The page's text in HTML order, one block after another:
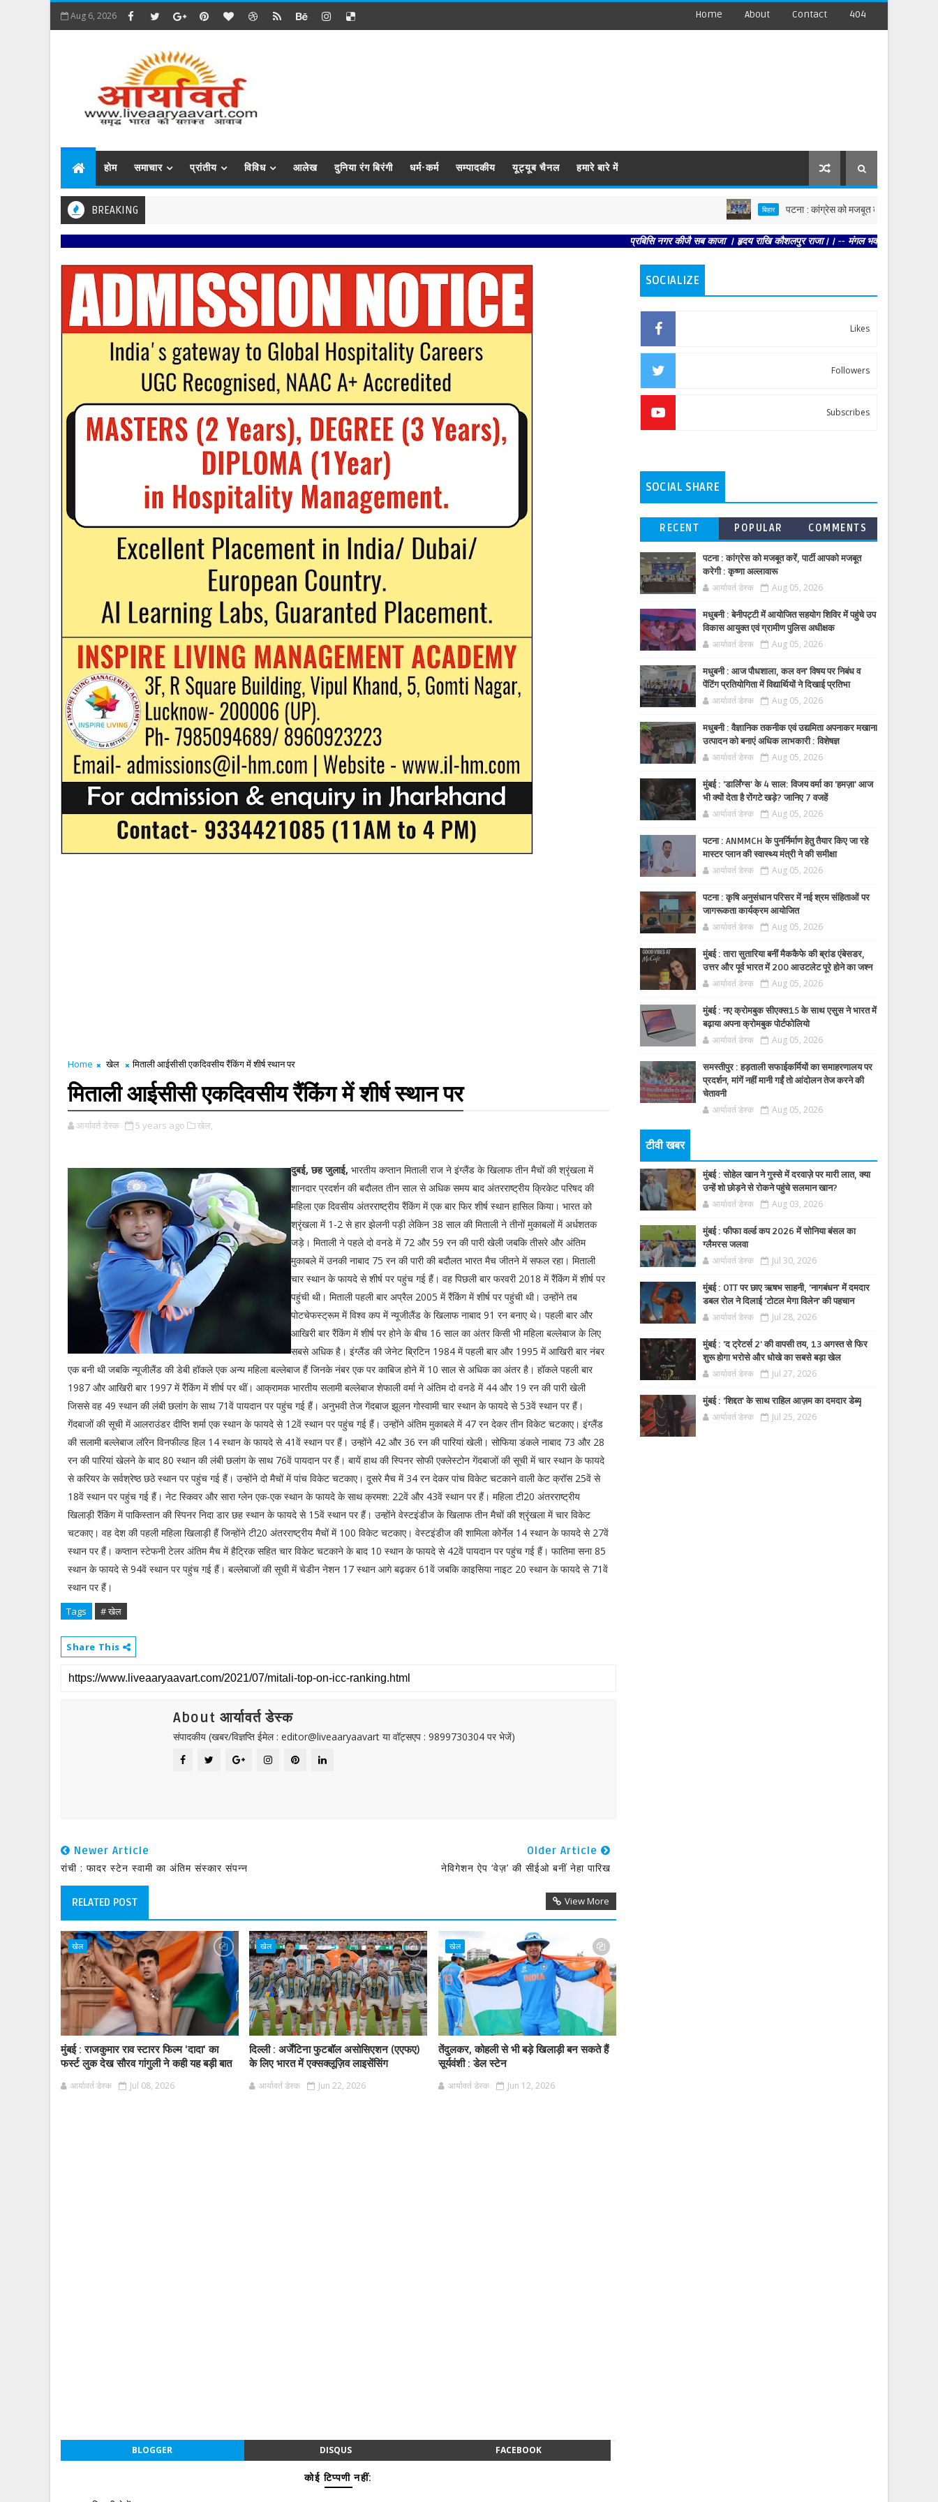
Aug 6, 2026 Home About Contact 404
होम समाचार प्रांतीय विविध आलेख दुनिया रंग बिरंगी धर्म-कर्म सम्पादकीय यूट्यूब चैनल हमारे बारे में
BREAKING बिहार पटना : कांग्रेस को मजबूत करें, पार्टी आपको मजबूत करेगी
प्रबिसि नगर कीजै सब काजा । हृदय राखि कौशलपुर राजा।। -- मंगल भवन अमंगल हारी। द्रवहु
Home खेल मिताली आईसीसी एकदिवसीय रैंकिंग में शीर्ष स्थान पर
मिताली आईसीसी एकदिवसीय रैंकिंग में शीर्ष स्थान पर
आर्यावर्त डेस्क 5 years ago खेल,
दुबई, छह जुलाई, भारतीय कप्तान मिताली राज ने इंग्लैंड के खिलाफ तीन मैचों की श्रृंखला में
शानदार प्रदर्शन की बदौलत तीन साल से अधिक समय बाद अंतरराष्ट्रीय क्रिकेट परिषद की
महिला एक दिवसीय अंतरराष्ट्रीय रैंकिंग में एक बार फिर शीर्ष स्थान हासिल किया। भारत को
श्रृंखला में 1-2 से हार झेलनी पड़ी लेकिन 38 साल की मिताली ने तीनों मुकाबलों में अर्धशतक
जड़े। मिताली ने पहले दो वनडे में 72 और 59 रन की पारी खेली जबकि तीसरे और अंतिम
मुकाबले में उनकी नाबाद 75 रन की पारी की बदौलत भारत मैच जीतने में सफल रहा। मिताली
चार स्थान के फायदे से शीर्ष पर पहुंच गई हैं। वह पिछली बार फरवरी 2018 में रैंकिंग में शीर्ष पर
पहुंची थी। मिताली पहली बार अप्रैल 2005 में रैंकिंग में शीर्ष पर पहुंची थी। उन्होंने तब
पोटचेफस्ट्रूम में विश्व कप में न्यूजीलैंड के खिलाफ नाबाद 91 रन बनाए थे। पहली बार और
आखिरी बार रैंकिंग में शीर्ष पर होने के बीच 16 साल का अंतर किसी भी महिला बल्लेबाज के लिए
सबसे अधिक है। इंग्लैंड की जेनेट ब्रिटिन 1984 में पहली बार और 1995 में आखिरी बार नंबर
एक बनी थी जबकि न्यूजीलैंड की डेबी हॉकले एक अन्य महिला बल्लेबाज हैं जिनके नंबर एक पर काबिज होने में 10 साल से अधिक का अंतर है। हॉकले पहली बार
1987 और आखिरी बार 1997 में रैंकिंग में शीर्ष पर थीं। आक्रामक भारतीय सलामी बल्लेबाज शेफाली वर्मा ने अंतिम दो वनडे में 44 और 19 रन की पारी खेली
जिससे वह 49 स्थान की लंबी छलांग के साथ 71वें पायदान पर पहुंच गई हैं। अनुभवी तेज गेंदबाज झूलन गोस्वामी चार स्थान के फायदे से 53वें स्थान पर हैं।
गेंदबाजों की सूची में आलराउंडर दीप्ति शर्मा एक स्थान के फायदे से 12वें स्थान पर पहुंच गई हैं। उन्होंने अंतिम मुकाबले में 47 रन देकर तीन विकेट चटकाए। इंग्लैंड
की सलामी बल्लेबाज लॉरेन विनफील्ड हिल 14 स्थान के फायदे से 41वें स्थान पर हैं। उन्होंने 42 और 36 रन की पारियां खेली। सोफिया डंकले नाबाद 73 और 28
रन की पारियां खेलने के बाद 80 स्थान की लंबी छलांग के साथ 76वें पायदान पर हैं। बायें हाथ की स्पिनर सोफी एक्लेस्टोन गेंदबाजों की सूची में चार स्थान के फायदे
से करियर के सर्वश्रेष्ठ छठे स्थान पर पहुंच गई हैं। उन्होंने दो मैचों में पांच विकेट चटकाए। दूसरे मैच में 34 रन देकर पांच विकेट चटकाने वाली केट क्रॉस 25वें से
18वें स्थान पर पहुंच गई हैं। नेट स्किवर और सारा ग्लेन एक-एक स्थान के फायदे के साथ क्रमश: 22वें और 43वें स्थान पर हैं। महिला टी20 अंतरराष्ट्रीय
खिलाड़ी रैंकिंग में पाकिस्तान की स्पिनर निदा डार छह स्थान के फायदे से 15वें स्थान पर हैं। उन्होंने वेस्टइंडीज के खिलाफ तीन मैचों की श्रृंखला में चार विकेट
चटकाए। वह देश की पहली महिला खिलाड़ी हैं जिन्होंने टी20 अंतरराष्ट्रीय मैचों में 100 विकेट चटकाए। वेस्टइंडीज की शामिला कोर्नेल 14 स्थान के फायदे से 27वें
स्थान पर हैं। कप्तान स्टेफनी टेलर अंतिम मैच में हैट्रिक सहित चार विकेट चटकाने के बाद 10 स्थान के फायदे से 42वें पायदान पर पहुंच गई हैं। फातिमा सना 85
स्थान के फायदे से 94वें स्थान पर पहुंच गई हैं। बल्लेबाजों की सूची में चेडीन नेशन 17 स्थान आगे बढ़कर 61वें जबकि काइसिया नाइट 20 स्थान के फायदे से 71वें
स्थान पर हैं।
Tags # खेल
Share This
About आर्यावर्त डेस्क
संपादकीय (खबर/विज्ञप्ति ईमेल : editor@liveaaryaavart या वॉट्सएप : 9899730304 पर भेजें)
Newer Article
रांची : फादर स्टेन स्वामी का अंतिम संस्कार संपन्न
Older Article
नेविगेशन ऐप ‘वेज़’ की सीईओ बनीं नेहा पारिख
RELATED POST View More
खेल
मुंबई : राजकुमार राव स्टारर फिल्म 'दादा' का
फर्स्ट लुक देख सौरव गांगुली ने कही यह बड़ी बात
आर्यावर्त डेस्क Jul 08, 2026
खेल
दिल्ली : अर्जेंटिना फुटबॉल असोसिएशन (एएफए)
के लिए भारत में एक्सक्लूज़िव लाइसेंसिंग
आर्यावर्त डेस्क Jun 22, 2026
खेल
तेंदुलकर, कोहली से भी बड़े खिलाड़ी बन सकते हैं
सूर्यवंशी : डेल स्टेन
आर्यावर्त डेस्क Jun 12, 2026
BLOGGER DISQUS FACEBOOK
कोई टिप्पणी नहीं:
SOCIALIZE
Likes
Followers
Subscribes
SOCIAL SHARE
RECENT POPULAR COMMENTS
पटना : कांग्रेस को मजबूत करें, पार्टी आपको मजबूत
करेगी : कृष्णा अल्लावारू
आर्यावर्त डेस्क Aug 05, 2026
मधुबनी : बेनीपट्टी में आयोजित सहयोग शिविर में पहुंचे उप
विकास आयुक्त एवं ग्रामीण पुलिस अधीक्षक
आर्यावर्त डेस्क Aug 05, 2026
मधुबनी : आज पौधशाला, कल वन' विषय पर निबंध व
पेंटिंग प्रतियोगिता में विद्यार्थियों ने दिखाई प्रतिभा
आर्यावर्त डेस्क Aug 05, 2026
मधुबनी : वैज्ञानिक तकनीक एवं उद्यमिता अपनाकर मखाना
उत्पादन को बनाएं अधिक लाभकारी : विशेषज्ञ
आर्यावर्त डेस्क Aug 05, 2026
मुंबई : 'डार्लिंग्स' के 4 साल: विजय वर्मा का 'हमज़ा' आज
भी क्यों देता है रोंगटे खड़े? जानिए 7 वजहें
आर्यावर्त डेस्क Aug 05, 2026
पटना : ANMMCH के पुनर्निर्माण हेतु तैयार किए जा रहे
मास्टर प्लान की स्वास्थ्य मंत्री ने की समीक्षा
आर्यावर्त डेस्क Aug 05, 2026
पटना : कृषि अनुसंधान परिसर में नई श्रम संहिताओं पर
जागरूकता कार्यक्रम आयोजित
आर्यावर्त डेस्क Aug 05, 2026
मुंबई : तारा सुतारिया बनीं मैककैफे की ब्रांड एंबेसडर,
उत्तर और पूर्व भारत में 200 आउटलेट पूरे होने का जश्न
आर्यावर्त डेस्क Aug 05, 2026
मुंबई : नए क्रोमबुक सीएक्स15 के साथ एसुस ने भारत में
बढ़ाया अपना क्रोमबुक पोर्टफोलियो
आर्यावर्त डेस्क Aug 05, 2026
समस्तीपुर : हड़ताली सफाईकर्मियों का समाहरणालय पर
प्रदर्शन, मांगें नहीं मानी गईं तो आंदोलन तेज करने की
चेतावनी
आर्यावर्त डेस्क Aug 05, 2026
टीवी खबर
मुंबई : सोहेल खान ने गुस्से में दरवाज़े पर मारी लात, क्या
उन्हें शो छोड़ने से रोकने पहुंचे सलमान खान?
आर्यावर्त डेस्क Aug 03, 2026
मुंबई : फीफा वर्ल्ड कप 2026 में सोनिया बंसल का
ग्लैमरस जलवा
आर्यावर्त डेस्क Jul 30, 2026
मुंबई : OTT पर छाए ऋषभ साहनी, 'नागबंधन' में दमदार
डबल रोल ने दिलाई 'टोटल मेगा विलेन' की पहचान
आर्यावर्त डेस्क Jul 28, 2026
मुंबई : 'द ट्रेटर्स 2' की वापसी तय, 13 अगस्त से फिर
शुरू होगा भरोसे और धोखे का सबसे बड़ा खेल
आर्यावर्त डेस्क Jul 27, 2026
मुंबई : 'शिद्दत' के साथ राहिल आज़म का दमदार डेब्यू
आर्यावर्त डेस्क Jul 25, 2026